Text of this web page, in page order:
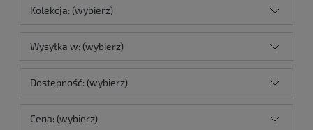
Kolekcja: (wybierz)
Wysyłka w: (wybierz)
Dostępność: (wybierz)
Cena: (wybierz)